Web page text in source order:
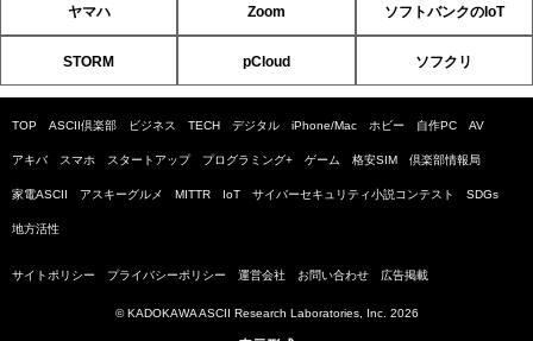
ヤマハ Zoom ソフトバンクのIoT
STORM pCloud ソフクリ
TOP ASCII倶楽部 ビジネス TECH デジタル iPhone/Mac ホビー 自作PC AV
アキバ スマホ スタートアップ プログラミング+ ゲーム 格安SIM 倶楽部情報局
家電ASCII アスキーグルメ MITTR IoT サイバーセキュリティ小説コンテスト SDGs
地方活性
サイトポリシー プライバシーポリシー 運営会社 お問い合わせ 広告掲載
© KADOKAWA ASCII Research Laboratories, Inc. 2026